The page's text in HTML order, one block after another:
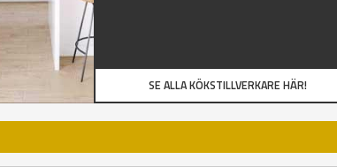
SE ALLA KÖKSTILLVERKARE HÄR!